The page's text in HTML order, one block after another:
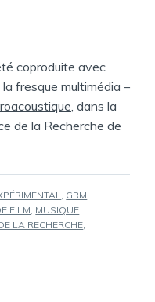
coproduite avec
fresque multimédia –
, dans la
de la Recherche de
GRM
FILM MUSIQUE
LA RECHERCHE